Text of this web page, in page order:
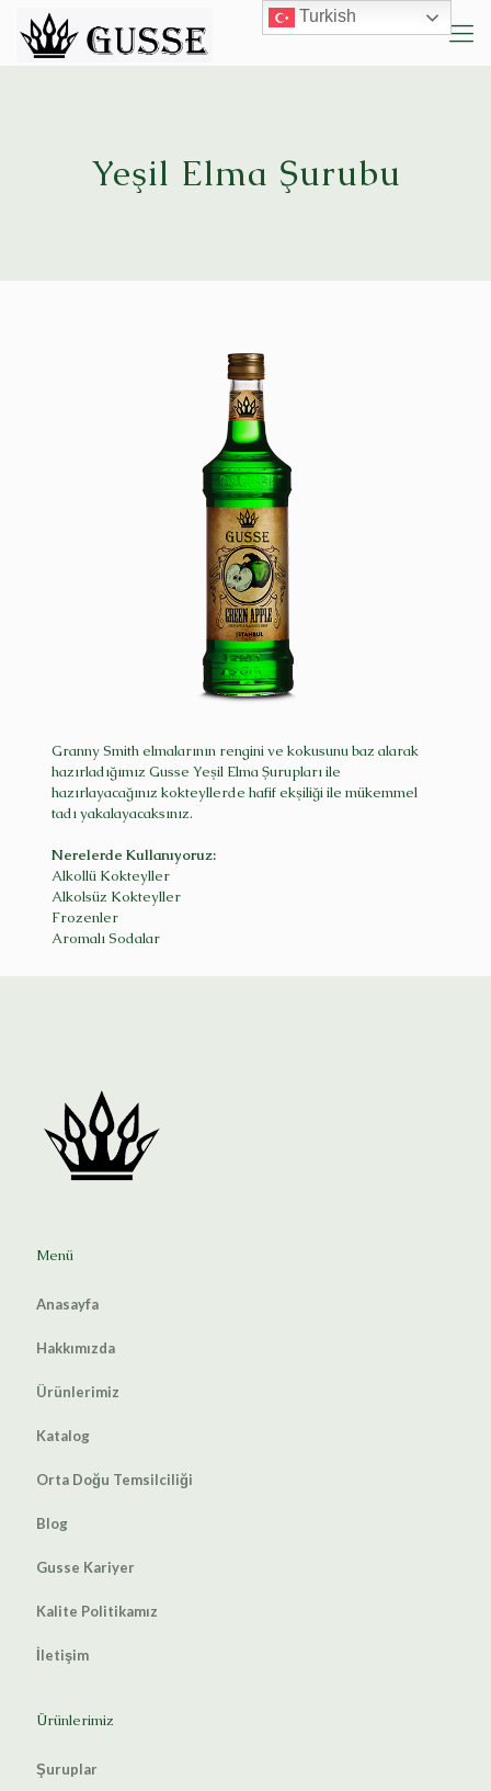
Yeşil Elma Şurubu
Granny Smith elmalarının rengini ve kokusunu baz alarak
hazırladığımız Gusse Yeşil Elma Şurupları ile
hazırlayacağınız kokteyllerde hafif ekşiliği ile mükemmel
tadı yakalayacaksınız.
Nerelerde Kullanıyoruz:
Alkollü Kokteyller
Alkolsüz Kokteyller
Frozenler
Aromalı Sodalar
Menü
Anasayfa
Hakkımızda
Ürünlerimiz
Katalog
Orta Doğu Temsilciliği
Blog
Gusse Kariyer
Kalite Politikamız
İletişim
Ürünlerimiz
Şuruplar
Turkish